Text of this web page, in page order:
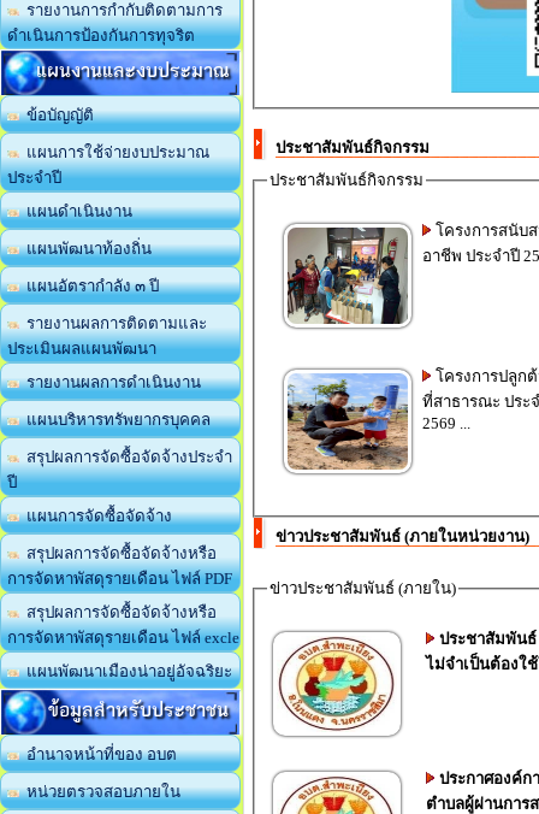
รายงานการกำกับติดตามการ
ดำเนินการป้องกันการทุจริต
แผนงานและงบประมาณ
ข้อบัญญัติ
แผนการใช้จ่ายงบประมาณ
ประจำปี
แผนดำเนินงาน
แผนพัฒนาท้องถิ่น
แผนอัตรากำลัง ๓ ปี
รายงานผลการติดตามและ
ประเมินผลแผนพัฒนา
รายงานผลการดำเนินงาน
แผนบริหารทรัพยากรบุคคล
สรุปผลการจัดซื้อจัดจ้างประจำ
ปี
แผนการจัดซื้อจัดจ้าง
สรุปผลการจัดซื้อจัดจ้างหรือ
การจัดหาพัสดุรายเดือน ไฟล์ PDF
สรุปผลการจัดซื้อจัดจ้างหรือ
การจัดหาพัสดุรายเดือน ไฟล์ excle
แผนพัฒนาเมืองน่าอยู่อัจฉริยะ
ข้อมูลสำหรับประชาชน
อำนาจหน้าที่ของ อบต
หน่วยตรวจสอบภายใน
ประชาสัมพันธ์กิจกรรม
ประชาสัมพันธ์กิจกรรม
โครงการสนับ
อาชีพ ประจำปี
โครงการปลูก
ที่สาธารณะ ประ
2569 ...
ข่าวประชาสัมพันธ์ (ภายในหน่วยงาน)
ข่าวประชาสัมพันธ์ (ภายใน)
ประชาสัมพัน
ไม่จำเป็นต้องใ
ประกาศองค์ก
ตำบลผู้ผ่านการ